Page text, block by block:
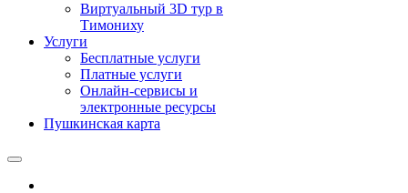
Виртуальный 3D тур в
Тимониху
Услуги
Бесплатные услуги
Платные услуги
Онлайн-сервисы и
электронные ресурсы
Пушкинская карта